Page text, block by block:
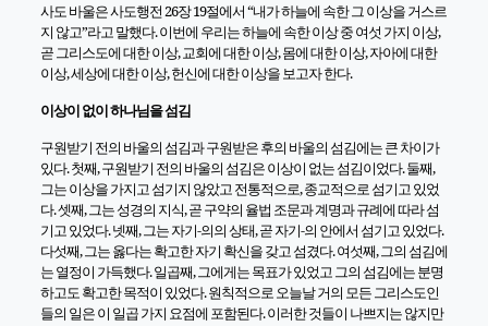
사도 바울은 사도행전 26장 19절에서 “내가 하늘에 속한 그 이상을 거스르
지 않고”라고 말했다. 이번에 우리는 하늘에 속한 이상중여섯 가지 이상,
곧 그리스도에 대한 이상, 교회에 대한 이상, 몸에 대한 이상, 자아에 대한
이상, 세상에 대한 이상, 헌신에 대한 이상을 보고자 한다.
이상이 없이 하나님을 섬김
구원받기 전의 바울의 섬김과 구원받은 후의 바울의 섬김에는 큰 차이가
있다. 첫째, 구원받기 전의 바울의 섬김은 이상이 없는 섬김이었다. 둘째,
그는 이상을 가지고 섬기지 않았고 전통적으로, 종교적으로 섬기고 있었
다. 셋째, 그는 성경의 지식, 곧 구약의 율법 조문과 계명과 규례에 따라 섬
기고 있었다. 넷째, 그는 자기-의의 상태, 곧 자기-의 안에서 섬기고 있었다.
다섯째, 그는 옳다는 확고한 자기 확신을 갖고 섬겼다. 여섯째, 그의 섬김에
는 열정이 가득했다. 일곱째, 그에게는 목표가 있었고 그의 섬김에는 분명
하고도 확고한 목적이 있었다. 원칙적으로 오늘날 거의 모든 그리스도인
들의 일은 이 일곱 가지 요점에 포함된다. 이러한 것들이 나쁘지는않지만